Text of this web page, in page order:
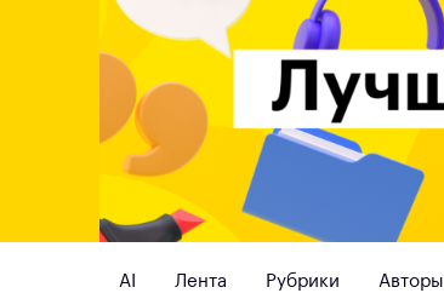
AI Лента Рубрики Авторы